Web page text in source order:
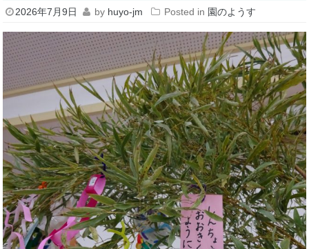
2026年7月9日 by huyo-jm Posted in 園のようす